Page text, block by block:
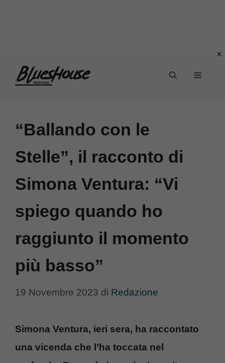
Menu
“Ballando con le
Stelle”, il racconto di
Simona Ventura: “Vi
spiego quando ho
raggiunto il momento
più basso”
19 Novembre 2023 di Redazione
Simona Ventura, ieri sera, ha raccontato
una vicenda che l’ha toccata nel